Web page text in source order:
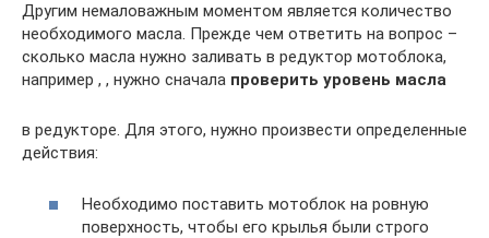
Другим немаловажным моментом является количество
необходимого масла. Прежде чем ответить на вопрос –
сколько масла нужно заливать в редуктор мотоблока,
например , , нужно сначала проверить уровень масла
в редукторе. Для этого, нужно произвести определенные
действия:
Необходимо поставить мотоблок на ровную
поверхность, чтобы его крылья были строго